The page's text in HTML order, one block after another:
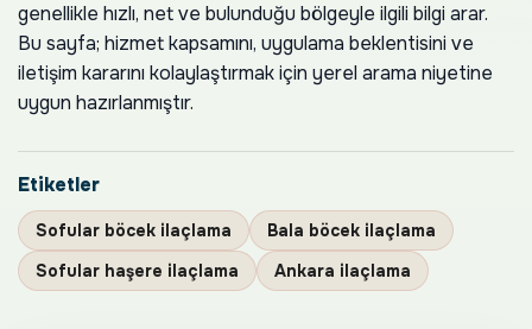
genellikle hızlı, net ve bulunduğu bölgeyle ilgili bilgi arar.
Bu sayfa; hizmet kapsamını, uygulama beklentisini ve
iletişim kararını kolaylaştırmak için yerel arama niyetine
uygun hazırlanmıştır.
Etiketler
Sofular böcek ilaçlama
Bala böcek ilaçlama
Sofular haşere ilaçlama
Ankara ilaçlama